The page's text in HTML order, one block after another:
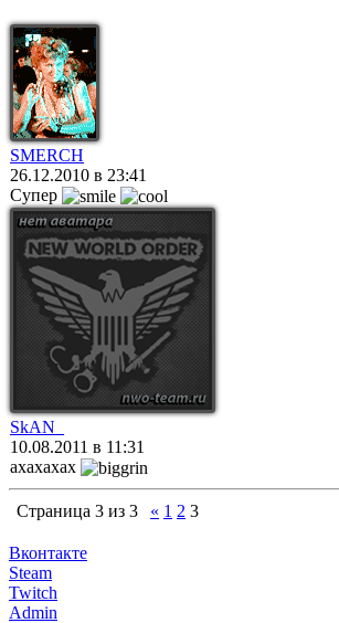
SMERCH
26.12.2010 в 23:41
Супер
SkAN_
10.08.2011 в 11:31
ахахахах
Страница 3 из 3 « 1 2 3
Вконтакте
Steam
Twitch
Admin